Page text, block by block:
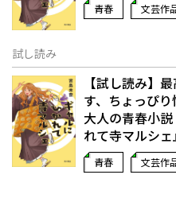
青春 文芸作
試し読み
【試し読み】
す、ちょっぴり
大人の青春小
れて寺マルシェ
青春 文芸作